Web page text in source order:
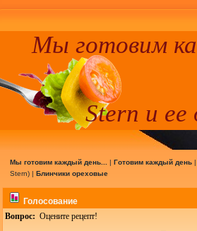
Мы готовим
Stern и ее
Мы готовим каждый день... | Готовим каждый день
Stern) | Блинчики ореховые
Голосование
Вопрос: Оцените рецепт!